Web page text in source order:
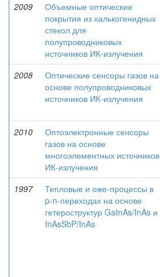
2009
Объемные оптические
покрытия из халькогенидных
стекол для
полупроводниковых
источников ИК-излучения
2008
Оптические сенсоры газов на
основе полупроводниковых
источников ИК-излучения
2010
Оптоэлектронные сенсоры
газов на основе
многоэлементных источников
ИК-излучения
1997
Тепловые и оже-процессы в
p-n-переходах на основе
гетероструктур GaInAs/InAs и
InAsSbP/InAs